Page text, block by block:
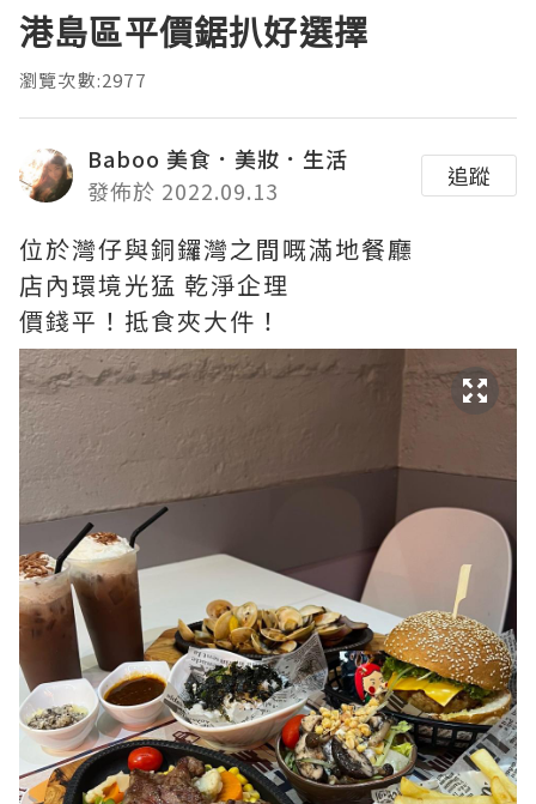
港島區平價鋸扒好選擇
瀏覽次數:2977
Baboo 美食．美妝．生活
發佈於 2022.09.13
追蹤
位於灣仔與銅鑼灣之間嘅滿地餐廳
店內環境光猛 乾淨企理
價錢平！抵食夾大件！